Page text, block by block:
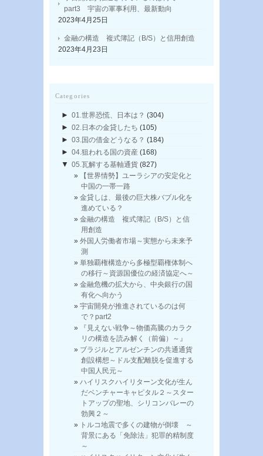
part3 宇宙の軍事利用、最新動向
2023年4月25日
金融の構造 複式簿記（B/S）と信用創造
2023年4月23日
Categories
► 01.世界恐慌、日本は？ (304)
► 02.日本の金貸したち (105)
► 03.国の借金どうなる？ (184)
► 04.狙われる国の資産 (168)
▼ 05.瓦解する基軸通貨 (827)
【世界情勢】ユーラシアの安定化と
中国の一帯一路
金貸しは、最後の巨大株バブル化を
進めている？
金融の構造 複式簿記（B/S）と信
用創造
外国人労働者市場～実態から未来予
測
単独覇権構造から多極型覇権体制へ
の移行～資源国優位の経済協定へ～
金融危機の拡大から、中央銀行の国
有化へ向かう
宇宙開発が推進されているのは何
で？part2
『見えない戦争～物価高騰のカラク
リの構造を読み解く（前偏）～』
ブラジルとアルゼンチンの共通通貨
創設構想～ドル支配離脱を促進する
中国人民元～
ハイリスクハイリターン文化が生ん
だベンチャーキャピタル２～スター
トアップの聖地、シリコンバレーの
勃興２～
トルコ地震で多くの建物が倒壊 ～
背景にある「免除法」犯罪的精制度
～